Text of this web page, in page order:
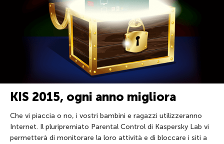
KIS 2015, ogni anno migliora
Che vi piaccia o no, i vostri bambini e ragazzi utilizzeranno
Internet. Il pluripremiato Parental Control di Kaspersky Lab vi
permetterà di monitorare la loro attività e di bloccare i siti a